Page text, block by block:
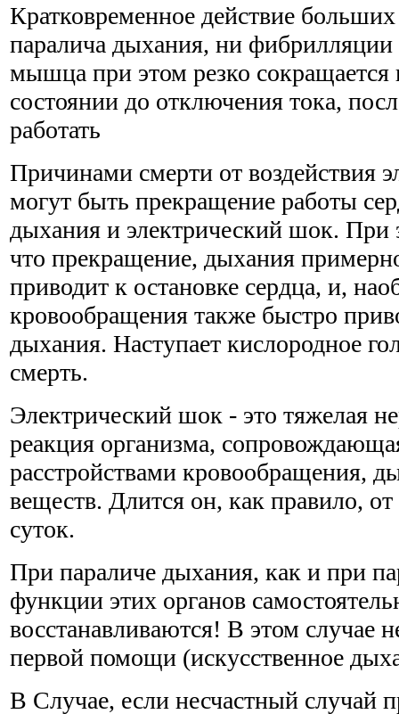
Кратковременное действие
паралича дыхания, ни фибрилляции
мышца при этом резко сокращается
состоянии до отключения тока,
работать
Причинами смерти от воздействия
могут быть прекращение работы
дыхания и электрический шок. При
что прекращение, дыхания
приводит к остановке сердца, и,
кровообращения также быстро
дыхания. Наступает кислородное
смерть.
Электрический шок - это тяжелая
реакция организма,
расстройствами кровообращения,
веществ. Длится он, как правило,
суток.
При параличе дыхания, как и при
функции этих органов
восстанавливаются! В этом случае
первой помощи (искусственное
В Случае, если несчастный случай